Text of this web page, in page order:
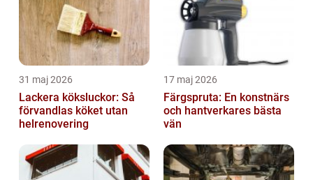
31 maj 2026
Lackera köksluckor: Så
förvandlas köket utan
helrenovering
17 maj 2026
Färgspruta: En konstnärs
och hantverkares bästa
vän